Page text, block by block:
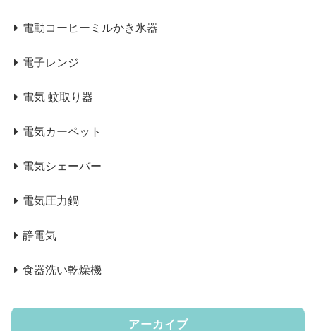
電動コーヒーミルかき氷器
電子レンジ
電気 蚊取り器
電気カーペット
電気シェーバー
電気圧力鍋
静電気
食器洗い乾燥機
アーカイブ